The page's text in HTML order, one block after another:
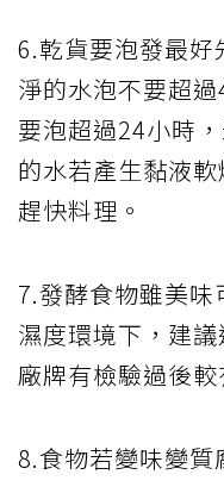
6.乾貨要泡發最好
淨的水泡不要超
要泡超過24小時
的水若產生黏液
趕快料理。
7.發酵食物雖美味
濕度環境下，建
廠牌有檢驗過後較
8.食物若變味變質